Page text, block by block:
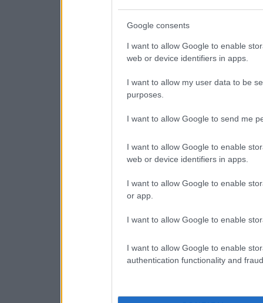
Google consents
I want to allow Google to enable
web or device identifiers in apps.
I want to allow my user data to be
purposes.
I want to allow Google to send me
I want to allow Google to enable
web or device identifiers in apps.
I want to allow Google to enable
or app.
I want to allow Google to enable
I want to allow Google to enable
authentication functionality and